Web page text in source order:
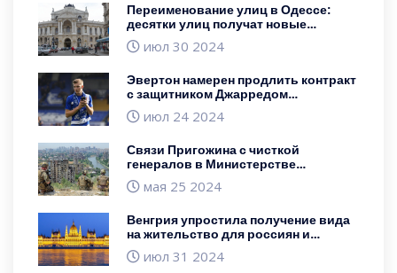
Переименование улиц в Одессе:
десятки улиц получат новые
названия
июл 30 2024
Эвертон намерен продлить контракт
с защитником Джарредом
Брантуэйтом
июл 24 2024
Связи Пригожина с чисткой
генералов в Министерстве
обороны: что известно
мая 25 2024
Венгрия упростила получение вида
на жительство для россиян и
белорусов с перспективой
постоянного проживания
июл 31 2024